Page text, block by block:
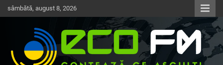
Skip
to
sâmbătă, august 8, 2026